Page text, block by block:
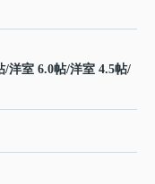
/洋室 6.0帖/洋室 4.5帖/